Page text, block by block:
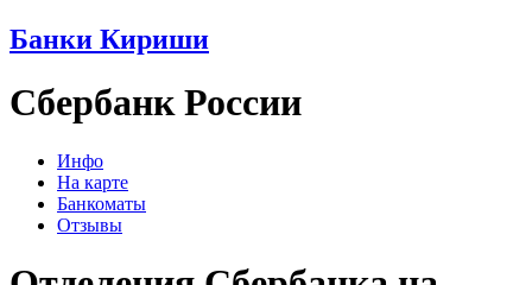
Банки Кириши
Сбербанк России
Инфо
На карте
Банкоматы
Отзывы